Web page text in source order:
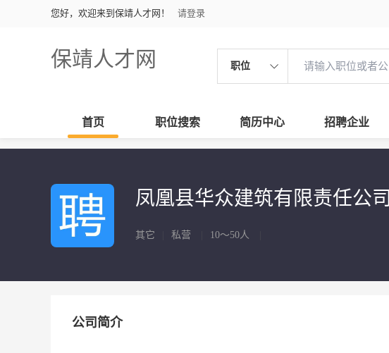
您好，欢迎来到保靖人才网！ 请登录
保靖人才网 职位
首页 职位搜索 简历中心 招聘企业
凤凰县华众建筑有限责任公司
其它 私营 10～50人
公司简介